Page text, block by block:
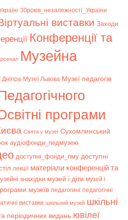
30років_незалежності_України
виставки Заходи
Конференції та
Музейна
Дніпра Музеї Львова Музеї педагогів
програми
Свята у музеї Сухомлинський
аудіофонди_педмузею
доступні_фонди_пму доступні
лекції матеріали конференцій та
знахідки музей і діти музей і
музеїв педагогині педагогічні
виставки шкільний музей шкільні
періодичних видань ювілеї